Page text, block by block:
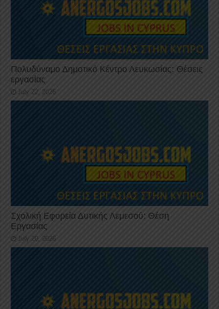
Πολυδύναμο Δημοτικό Κέντρο Λευκωσίας: Θέσεις
εργασίας
July 22, 2026
Σχολική Εφορεία Δυτικής Λεμεσού: Θέση
Εργασίας
July 20, 2026